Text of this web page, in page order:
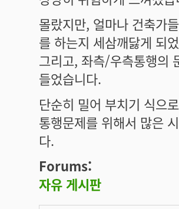
몰랐지만, 얼마나 건축가
를 하는지 세삼깨닳게 되
그리고, 좌측/우측통행의
들었습니다.
단순히 밀어 부치기 식으
통행문제를 위해서 많은
다.
Forums:
자유 게시판